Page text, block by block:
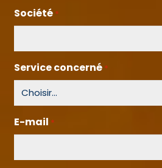
Société *
Service concerné *
E-mail *